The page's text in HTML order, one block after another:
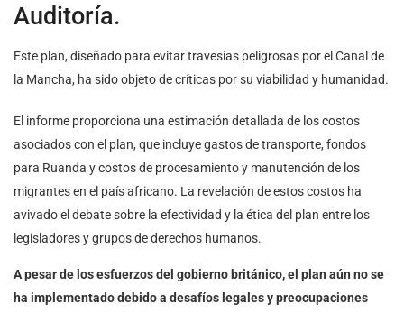
Auditoría.
Este plan, diseñado para evitar travesías peligrosas por el Canal de
la Mancha, ha sido objeto de críticas por su viabilidad y humanidad.
El informe proporciona una estimación detallada de los costos
asociados con el plan, que incluye gastos de transporte, fondos
para Ruanda y costos de procesamiento y manutención de los
migrantes en el país africano. La revelación de estos costos ha
avivado el debate sobre la efectividad y la ética del plan entre los
legisladores y grupos de derechos humanos.
A pesar de los esfuerzos del gobierno británico, el plan aún no se
ha implementado debido a desafíos legales y preocupaciones